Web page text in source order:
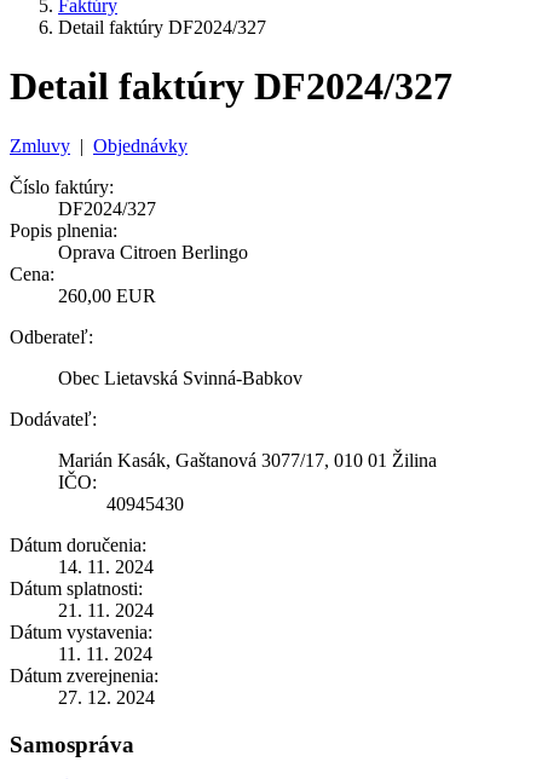
Faktúry
Detail faktúry DF2024/327
Detail faktúry DF2024/327
Zmluvy | Objednávky
Číslo faktúry:
DF2024/327
Popis plnenia:
Oprava Citroen Berlingo
Cena:
260,00 EUR
Odberateľ:
Obec Lietavská Svinná-Babkov
Dodávateľ:
Marián Kasák, Gaštanová 3077/17, 010 01 Žilina
IČO:
40945430
Dátum doručenia:
14. 11. 2024
Dátum splatnosti:
21. 11. 2024
Dátum vystavenia:
11. 11. 2024
Dátum zverejnenia:
27. 12. 2024
Samospráva